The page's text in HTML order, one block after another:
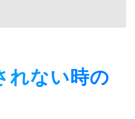
れない時の